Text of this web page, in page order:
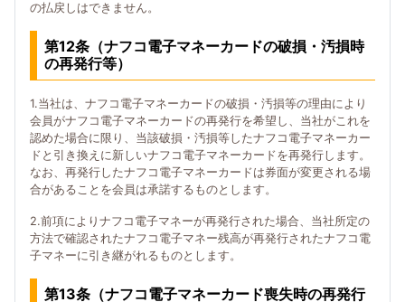
の払戻しはできません。
第12条（ナフコ電子マネーカードの破損・汚損時
の再発行等）
1.当社は、ナフコ電子マネーカードの破損・汚損等の理由により
会員がナフコ電子マネーカードの再発行を希望し、当社がこれを
認めた場合に限り、当該破損・汚損等したナフコ電子マネーカー
ドと引き換えに新しいナフコ電子マネーカードを再発行します。
なお、再発行したナフコ電子マネーカードは券面が変更される場
合があることを会員は承諾するものとします。
2.前項によりナフコ電子マネーが再発行された場合、当社所定の
方法で確認されたナフコ電子マネー残高が再発行されたナフコ電
子マネーに引き継がれるものとします。
第13条（ナフコ電子マネーカード喪失時の再発行